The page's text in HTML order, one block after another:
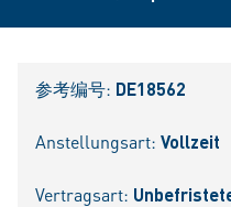
参考编号: DE18562
Anstellungsart: Vollzeit
Vertragsart: